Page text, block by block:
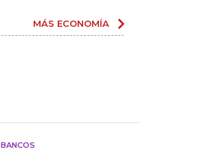
MÁS ECONOMÍA
BANCOS